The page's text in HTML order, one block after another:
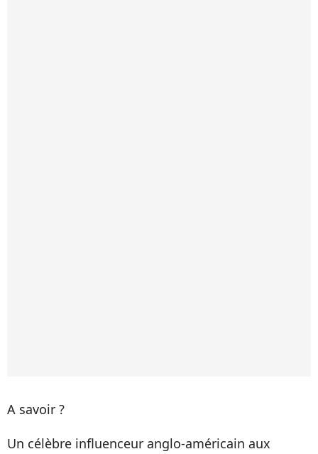
A savoir ?
Un célèbre influenceur anglo-américain aux